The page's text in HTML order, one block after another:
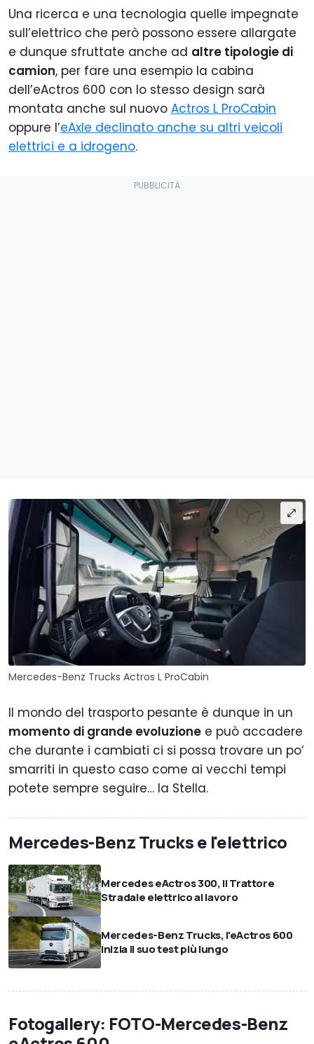
Una ricerca e una tecnologia quelle impegnate
sull’elettrico che però possono essere allargate
e dunque sfruttate anche ad altre tipologie di
camion, per fare una esempio la cabina
dell’eActros 600 con lo stesso design sarà
montata anche sul nuovo Actros L ProCabin
oppure l’eAxle declinato anche su altri veicoli
elettrici e a idrogeno.
Mercedes-Benz Trucks Actros L ProCabin
Il mondo del trasporto pesante è dunque in un
momento di grande evoluzione e può accadere
che durante i cambiati ci si possa trovare un po’
smarriti in questo caso come ai vecchi tempi
potete sempre seguire… la Stella.
Mercedes-Benz Trucks e l'elettrico
Mercedes eActros 300, il Trattore
Stradale elettrico al lavoro
Mercedes-Benz Trucks, l'eActros 600
inizia il suo test più lungo
Fotogallery: FOTO-Mercedes-Benz